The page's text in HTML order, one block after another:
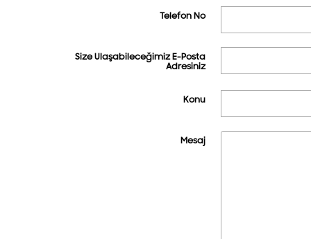
Telefon No
Size Ulaşabileceğimiz E-Posta
Adresiniz
Konu
Mesaj